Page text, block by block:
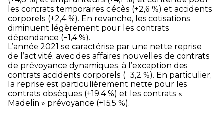
les contrats temporaires décès (+2,6 %) et accidents
corporels (+2,4 %). En revanche, les cotisations
diminuent légèrement pour les contrats
dépendance (−1,4 %).
L’année 2021 se caractérise par une nette reprise
de l’activité, avec des affaires nouvelles de contrats
de prévoyance dynamiques, à l’exception des
contrats accidents corporels (−3,2 %). En particulier,
la reprise est particulièrement nette pour les
contrats obsèques (+19,4 %) et les contrats «
Madelin » prévoyance (+15,5 %).